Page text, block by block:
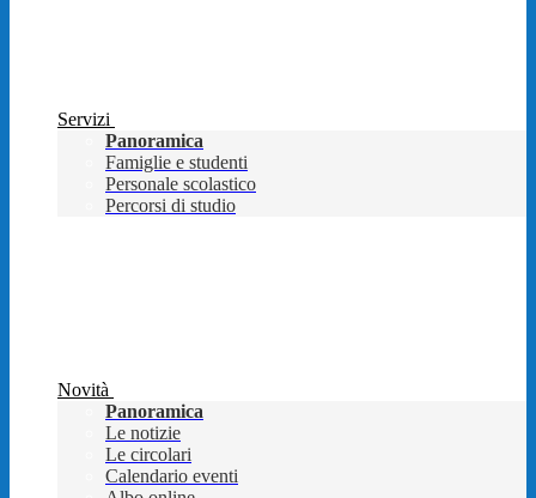
Servizi
Panoramica
Famiglie e studenti
Personale scolastico
Percorsi di studio
Novità
Panoramica
Le notizie
Le circolari
Calendario eventi